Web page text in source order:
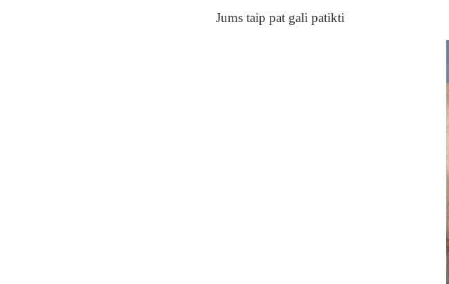
Jums taip pat gali patikti